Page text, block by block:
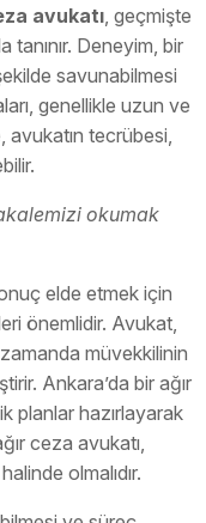
avukatı, geçmişte
tanınır. Deneyim, bir
savunabilmesi
genellikle uzun ve
avukatın tecrübesi,
okumak
elde etmek için
önemlidir. Avukat,
müvekkilinin
Ankara’da bir ağır
planlar hazırlayarak
ceza avukatı,
olmalıdır.